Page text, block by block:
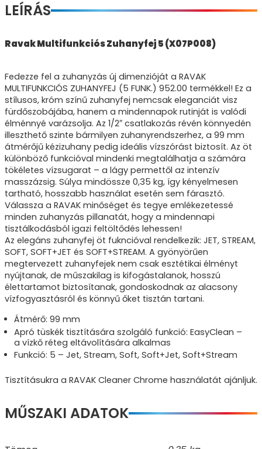
LEÍRÁS
Ravak Multifunkciós Zuhanyfej 5 (X07P008)
Fedezze fel a zuhanyzás új dimenzióját a RAVAK
MULTIFUNKCIÓS ZUHANYFEJ (5 FUNK.) 952.00 termékkel! Ez a
stílusos, króm színű zuhanyfej nemcsak eleganciát visz
fürdőszobájába, hanem a mindennapok rutinját is valódi
élménnyé varázsolja. Az 1/2″ csatlakozás révén könnyedén
illeszthető szinte bármilyen zuhanyrendszerhez, a 99 mm
átmérőjű kézizuhany pedig ideális vízszórást biztosít. Az öt
különböző funkcióval mindenki megtalálhatja a számára
tökéletes vízsugarat – a lágy permettől az intenzív
masszázsig. Súlya mindössze 0,35 kg, így kényelmesen
tartható, hosszabb használat esetén sem fárasztó.
Válassza a RAVAK minőséget és tegye emlékezetessé
minden zuhanyzás pillanatát, hogy a mindennapi
tisztálkodásból igazi feltöltődés lehessen!
Az elegáns zuhanyfej öt fukncióval rendelkezik: JET, STREAM,
SOFT, SOFT+JET és SOFT+STREAM. A gyönyörűen
megtervezett zuhanyfejek nem csak esztétikai élményt
nyújtanak, de műszakilag is kifogástalanok, hosszú
élettartamot biztosítanak, gondoskodnak az alacsony
vízfogyasztásról és könnyű őket tisztán tartani.
Átmérő: 99 mm
Apró tüskék tisztítására szolgáló funkció: EasyClean –
a vízkő réteg eltávolítására alkalmas
Funkció: 5 – Jet, Stream, Soft, Soft+Jet, Soft+Stream
Tisztításukra a RAVAK Cleaner Chrome használatát ajánljuk.
MŰSZAKI ADATOK